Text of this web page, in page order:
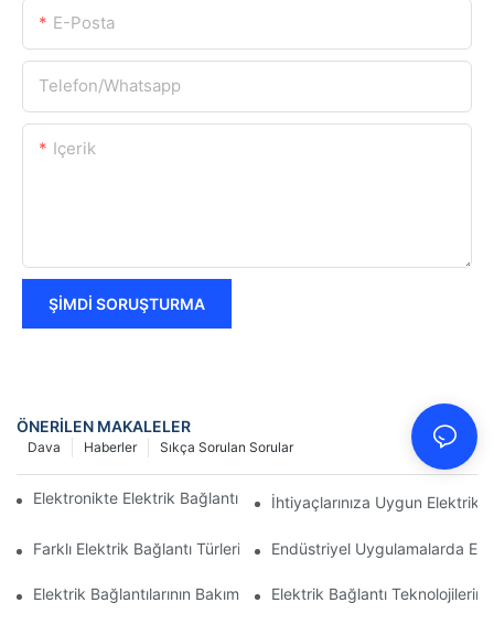
E-Posta
Telefon/whatsapp
Içerik
ŞIMDI SORUŞTURMA
ÖNERILEN MAKALELER
Sıkça Sorulan Sorular
Haberler
Dava
Elektronikte Elektrik Bağlantıları Üzerinde Teknolojinin Etkisi
İhtiyaçlarınıza Uygun Elektrik
Farklı Elektrik Bağlantı Türlerinin Karşılaştırmalı Analizi
Endüstriyel Uygulamalarda
Elektrik Bağlantılarının Bakımı İçin En İyi Uygulamalar
Elektrik Bağlantı